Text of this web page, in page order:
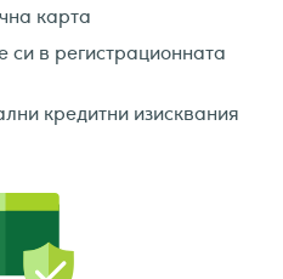
карта
в регистрационната
кредитни изисквания